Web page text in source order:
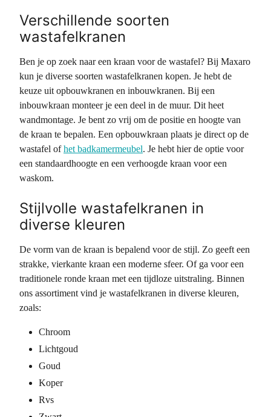
Verschillende soorten
wastafelkranen
Ben je op zoek naar een kraan voor de wastafel? Bij Maxaro
kun je diverse soorten wastafelkranen kopen. Je hebt de
keuze uit opbouwkranen en inbouwkranen. Bij een
inbouwkraan monteer je een deel in de muur. Dit heet
wandmontage. Je bent zo vrij om de positie en hoogte van
de kraan te bepalen. Een opbouwkraan plaats je direct op de
wastafel ofhet badkamermeubel. Je hebt hier de optie voor
een standaardhoogte en een verhoogde kraan voor een
waskom.
Stijlvolle wastafelkranen in
diverse kleuren
De vorm van de kraan is bepalend voor de stijl. Zo geeft een
strakke, vierkante kraan een moderne sfeer. Of ga voor een
traditionele ronde kraan met een tijdloze uitstraling. Binnen
ons assortiment vind je wastafelkranen in diverse kleuren,
zoals:
Chroom
Lichtgoud
Goud
Koper
Rvs